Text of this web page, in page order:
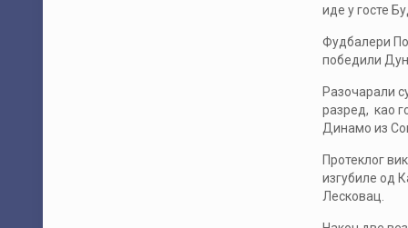
иде у госте
Фудбалери
победили
Разочарали
разред, као
Динамо из
Протеклог
изгубиле од
Лесковац.